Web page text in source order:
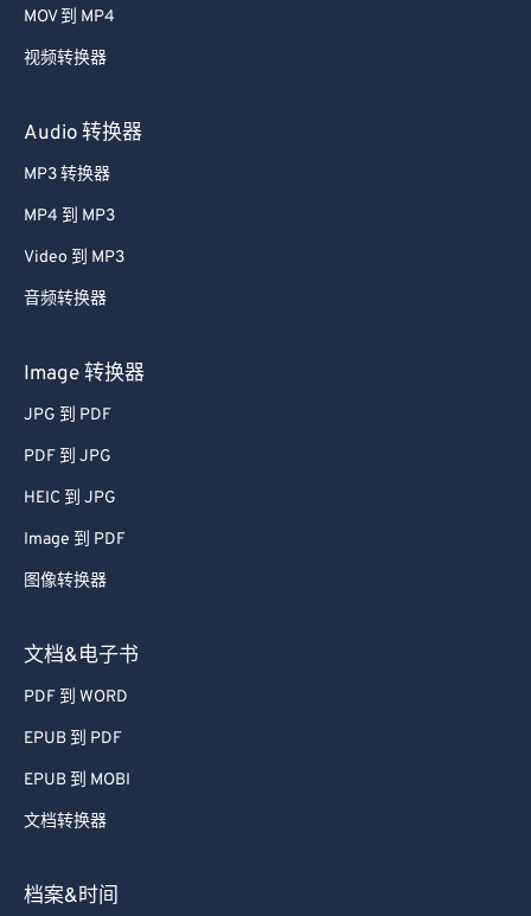
MOV 到 MP4
视频转换器
Audio 转换器
MP3 转换器
MP4 到 MP3
Video 到 MP3
音频转换器
Image 转换器
JPG 到 PDF
PDF 到 JPG
HEIC 到 JPG
Image 到 PDF
图像转换器
文档&电子书
PDF 到 WORD
EPUB 到 PDF
EPUB 到 MOBI
文档转换器
档案&时间